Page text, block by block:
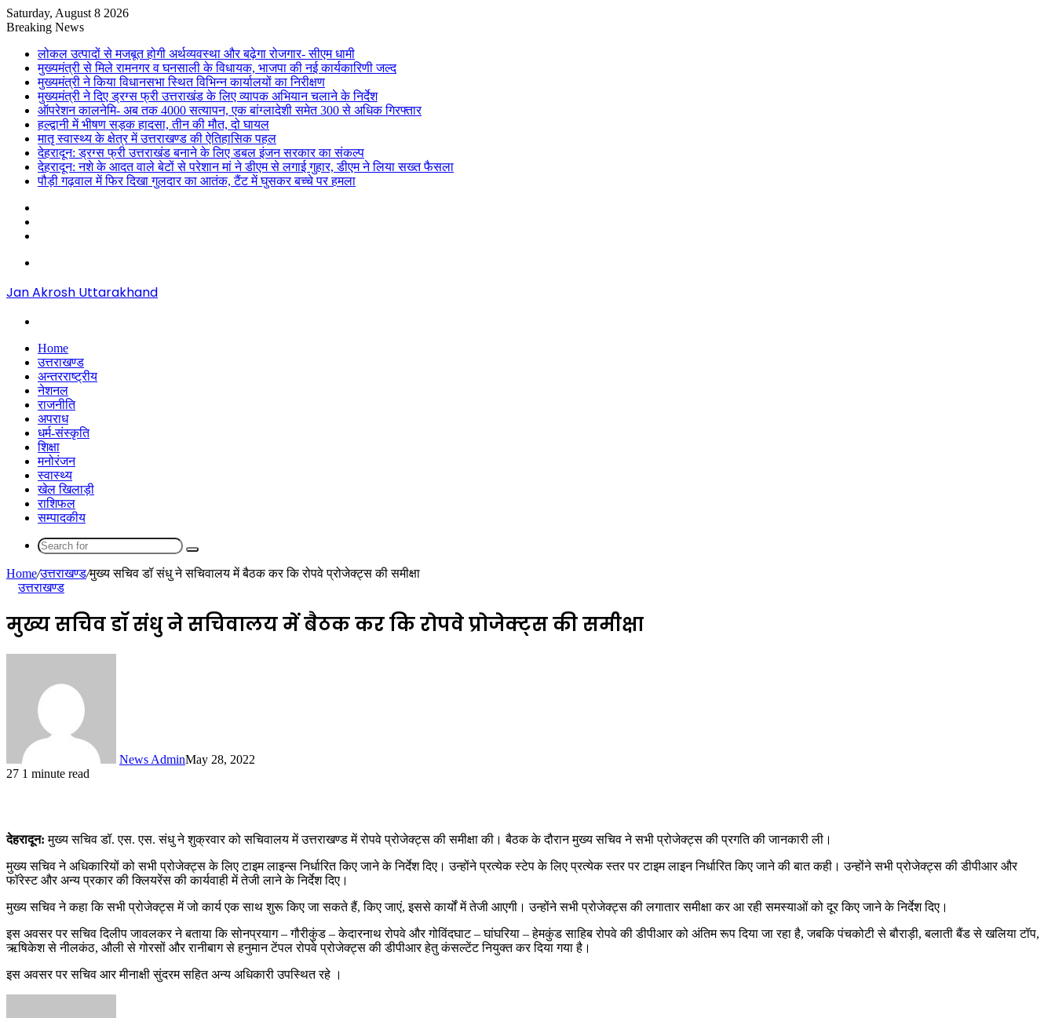
Saturday, August 8 2026
Breaking News
लोकल उत्पादों से मजबूत होगी अर्थव्यवस्था और बढ़ेगा रोजगार- सीएम धामी
मुख्यमंत्री से मिले रामनगर व घनसाली के विधायक, भाजपा की नई कार्यकारिणी जल्द
मुख्यमंत्री ने किया विधानसभा स्थित विभिन्न कार्यालयों का निरीक्षण
मुख्यमंत्री ने दिए ड्रग्स फ्री उत्तराखंड के लिए व्यापक अभियान चलाने के निर्देश
ऑपरेशन कालनेमि- अब तक 4000 सत्यापन, एक बांग्लादेशी समेत 300 से अधिक गिरफ्तार
हल्द्वानी में भीषण सड़क हादसा, तीन की मौत, दो घायल
मातृ स्वास्थ्य के क्षेत्र में उत्तराखण्ड की ऐतिहासिक पहल
देहरादून: ड्रग्स फ्री उत्तराखंड बनाने के लिए डबल इंजन सरकार का संकल्प
देहरादून: नशे के आदत वाले बेटों से परेशान मां ने डीएम से लगाई गुहार, डीएम ने लिया सख्त फैसला
पौड़ी गढ़वाल में फिर दिखा गुलदार का आतंक, टैंट में घुसकर बच्चे पर हमला
Jan Akrosh Uttarakhand
Home
उत्तराखण्ड
अन्तरराष्ट्रीय
नेशनल
राजनीति
अपराध
धर्म-संस्कृति
शिक्षा
मनोरंजन
स्वास्थ्य
खेल खिलाड़ी
राशिफल
सम्पादकीय
Search
for
Home/उत्तराखण्ड/मुख्य सचिव डॉ संधु ने सचिवालय में बैठक कर कि रोपवे प्रोजेक्ट्स की समीक्षा
उत्तराखण्ड
मुख्य सचिव डॉ संधु ने सचिवालय में बैठक कर कि रोपवे प्रोजेक्ट्स की समीक्षा
News AdminMay 28, 2022
27 1 minute read
देहरादून:मुख्य सचिव डॉ. एस. एस. संधु ने शुक्रवार को सचिवालय में उत्तराखण्ड में रोपवे प्रोजेक्ट्स की समीक्षा की। बैठक के दौरान मुख्य सचिव ने सभी प्रोजेक्ट्स की प्रगति की जानकारी ली।
मुख्य सचिव ने अधिकारियों को सभी प्रोजेक्ट्स के लिए टाइम लाइन्स निर्धारित किए जाने के निर्देश दिए। उन्होंने प्रत्येक स्टेप के लिए प्रत्येक स्तर पर टाइम लाइन निर्धारित किए जाने की बात कही। उन्होंने सभी प्रोजेक्ट्स की डीपीआर और
फॉरेस्ट और अन्य प्रकार की क्लियरेंस की कार्यवाही में तेजी लाने के निर्देश दिए।
मुख्य सचिव ने कहा कि सभी प्रोजेक्ट्स में जो कार्य एक साथ शुरू किए जा सकते हैं, किए जाएं, इससे कार्यों में तेजी आएगी। उन्होंने सभी प्रोजेक्ट्स की लगातार समीक्षा कर आ रही समस्याओं को दूर किए जाने के निर्देश दिए।
इस अवसर पर सचिव दिलीप जावलकर ने बताया कि सोनप्रयाग – गौरीकुंड – केदारनाथ रोपवे और गोविंदघाट – घांघरिया – हेमकुंड साहिब रोपवे की डीपीआर को अंतिम रूप दिया जा रहा है, जबकि पंचकोटी से बौराड़ी, बलाती बैंड से खलिया टॉप,
ऋषिकेश से नीलकंठ, औली से गोरसों और रानीबाग से हनुमान टेंपल रोपवे प्रोजेक्ट्स की डीपीआर हेतु कंसल्टेंट नियुक्त कर दिया गया है।
इस अवसर पर सचिव आर मीनाक्षी सुंदरम सहित अन्य अधिकारी उपस्थित रहे ।